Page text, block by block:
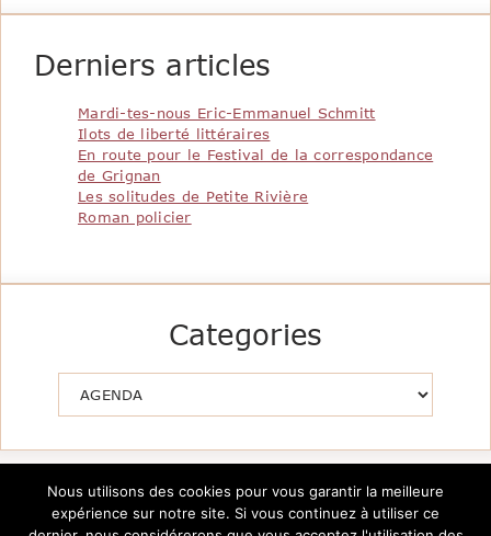
Derniers articles
Mardi-tes-nous Eric-Emmanuel Schmitt
Ilots de liberté littéraires
En route pour le Festival de la correspondance
de Grignan
Les solitudes de Petite Rivière
Roman policier
Categories
Nous utilisons des cookies pour vous garantir la meilleure
expérience sur notre site. Si vous continuez à utiliser ce